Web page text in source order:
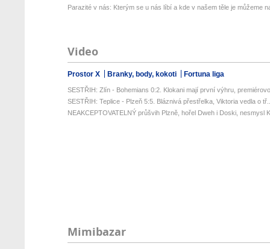
Parazité v nás: Kterým se u nás líbí a kde v našem těle je můžeme
Video
Prostor X Branky, body, kokoti Fortuna liga
SESTŘIH: Zlín - Bohemians 0:2. Klokani mají první výhru,
SESTŘIH: Teplice - Plzeň 5:5. Bláznivá přestřelka, Viktoria vedla o
NEAKCEPTOVATELNÝ průšvih Plzně, hořel Dweh i Doski, nesmysl
Mimibazar